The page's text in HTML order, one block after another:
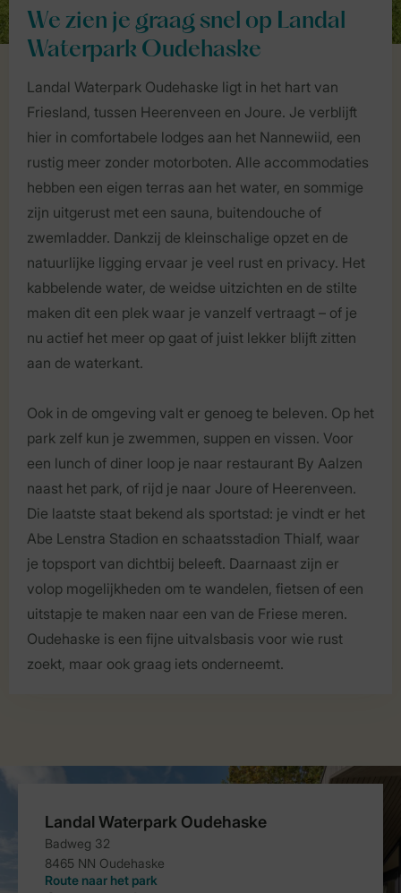
We zien je graag snel op Landal
Waterpark Oudehaske
Landal Waterpark Oudehaske ligt in het hart van
Friesland, tussen Heerenveen en Joure. Je verblijft
hier in comfortabele lodges aan het Nannewiid, een
rustig meer zonder motorboten. Alle accommodaties
hebben een eigen terras aan het water, en sommige
zijn uitgerust met een sauna, buitendouche of
zwemladder. Dankzij de kleinschalige opzet en de
natuurlijke ligging ervaar je veel rust en privacy. Het
kabbelende water, de weidse uitzichten en de stilte
maken dit een plek waar je vanzelf vertraagt – of je
nu actief het meer op gaat of juist lekker blijft zitten
aan de waterkant.
Ook in de omgeving valt er genoeg te beleven. Op het
park zelf kun je zwemmen, suppen en vissen. Voor
een lunch of diner loop je naar restaurant By Aalzen
naast het park, of rijd je naar Joure of Heerenveen.
Die laatste staat bekend als sportstad: je vindt er het
Abe Lenstra Stadion en schaatsstadion Thialf, waar
je topsport van dichtbij beleeft. Daarnaast zijn er
volop mogelijkheden om te wandelen, fietsen of een
uitstapje te maken naar een van de Friese meren.
Oudehaske is een fijne uitvalsbasis voor wie rust
zoekt, maar ook graag iets onderneemt.